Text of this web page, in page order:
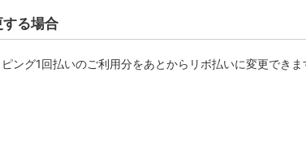
る場合
ング1回払いのご利用分をあとからリボ払いに変更できま